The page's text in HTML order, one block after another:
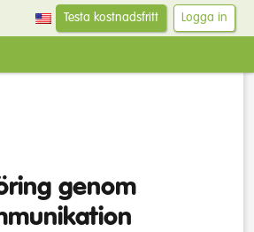
Testa kostnadsfritt Logga in
genom